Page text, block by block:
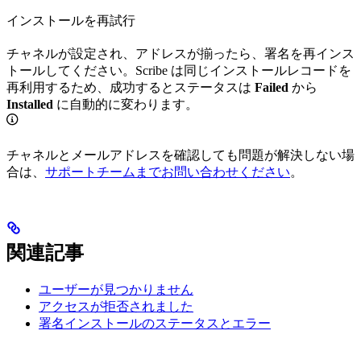
インストールを再試行
チャネルが設定され、アドレスが揃ったら、署名を再インス
トールしてください。Scribe は同じインストールレコードを
再利用するため、成功するとステータスは Failed から
Installed に自動的に変わります。
チャネルとメールアドレスを確認しても問題が解決しない場
合は、 サポートチームまでお問い合わせください。
関連記事
ユーザーが見つかりません
アクセスが拒否されました
署名インストールのステータスとエラー